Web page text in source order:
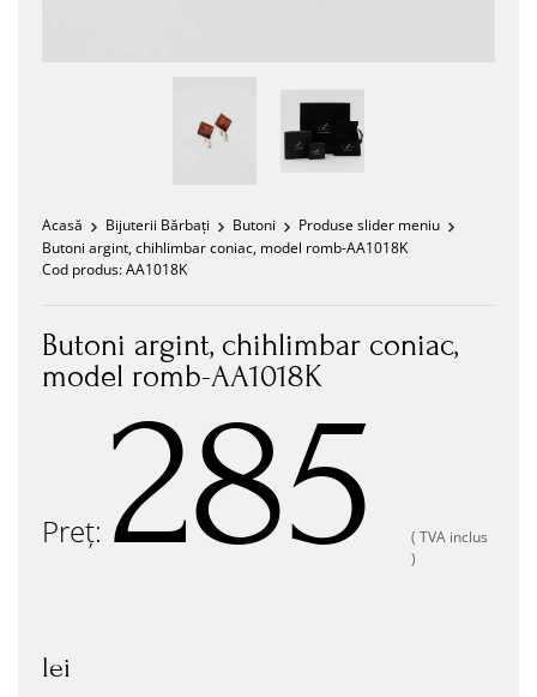
Acasă Bijuterii Bărbați Butoni
Produse slider meniu
Butoni argint, chihlimbar coniac, model romb-AA1018K
Cod produs:AA1018K
Butoni argint, chihlimbar coniac,
model romb-AA1018K
Preț: 285
lei
( TVA inclus
)